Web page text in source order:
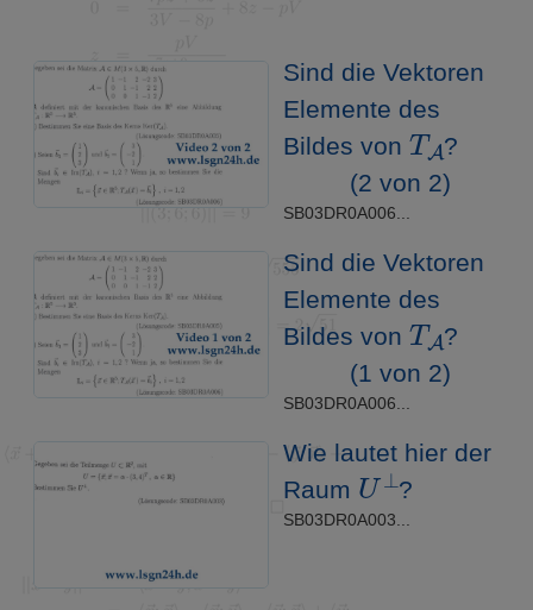
Sind die Vektoren
Elemente des
Bildes von
TA
?
(2 von 2)
SB03DR0A006...
Sind die Vektoren
Elemente des
Bildes von
TA
?
(1 von 2)
SB03DR0A006...
Wie lautet hier der
Raum
U⊥
?
SB03DR0A003...